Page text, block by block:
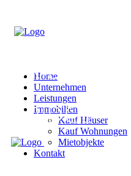
Home
Unternehmen
Leistungen
Immobilien
Kauf Häuser
Kauf Wohnungen
Mietobjekte
Kontakt